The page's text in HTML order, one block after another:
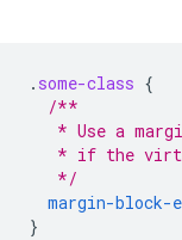
. some-class {
/**
* Use a
* if the
   */
margin-block-
}